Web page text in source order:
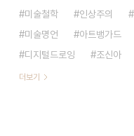
미술철학
인상주의
미술명언
아트뱅가드
디지털드로잉
조신아
더보기